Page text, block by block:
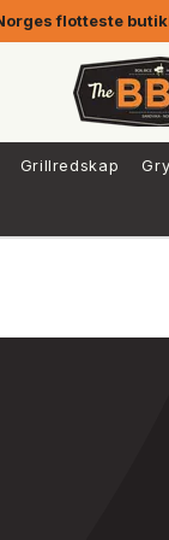
flotteste
Grillredskap